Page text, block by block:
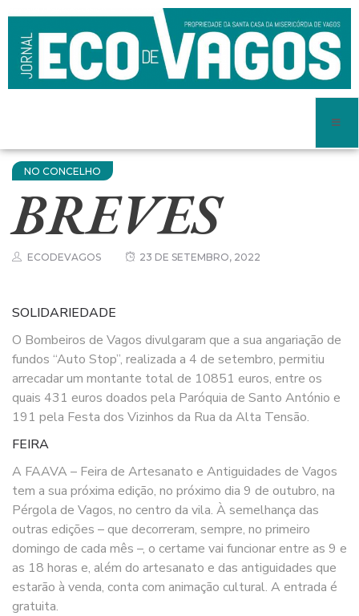
NO CONCELHO
BREVES
ECODEVAGOS 23 DE SETEMBRO, 2022
SOLIDARIEDADE
O Bombeiros de Vagos divulgaram que a sua angariação de
fundos “Auto Stop”, realizada a 4 de setembro, permitiu
arrecadar um montante total de 10851 euros, entre os
quais 431 euros doados pela Paróquia de Santo António e
191 pela Festa dos Vizinhos da Rua da Alta Tensão.
FEIRA
A FAAVA – Feira de Artesanato e Antiguidades de Vagos
tem a sua próxima edição, no próximo dia 9 de outubro, na
Pérgola de Vagos, no centro da vila. À semelhança das
outras edições – que decorreram, sempre, no primeiro
domingo de cada mês –, o certame vai funcionar entre as 9 e
as 18 horas e, além do artesanato e das antiguidades que
estarão à venda, conta com animação cultural. A entrada é
gratuita.